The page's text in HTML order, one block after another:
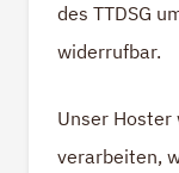
des TTDSG
widerrufbar.
Unser
verarbeiten,